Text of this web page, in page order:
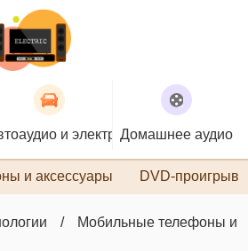
и электроникаДомашнее аудио
и аксессуары DVD-
Мобильные телефоны и